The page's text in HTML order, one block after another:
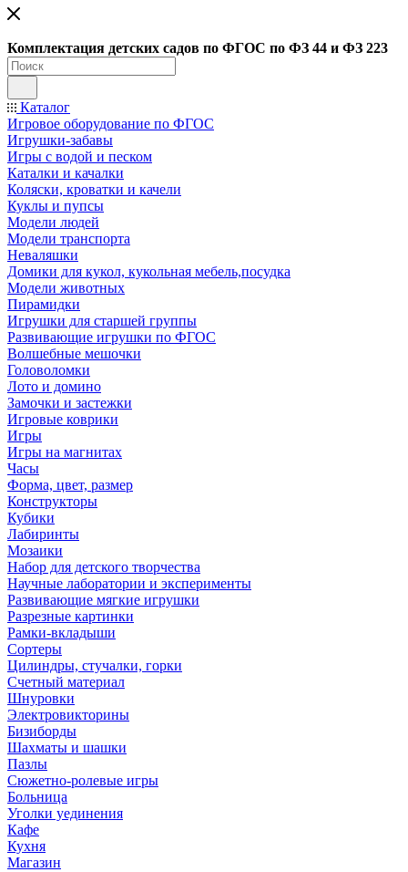
Комплектация детских садов по ФГОC по ФЗ 44 и ФЗ 223
Каталог
Игровое оборудование по ФГОС
Игрушки-забавы
Игры с водой и песком
Каталки и качалки
Коляски, кроватки и качели
Куклы и пупсы
Модели людей
Модели транспорта
Неваляшки
Домики для кукол, кукольная мебель,посудка
Модели животных
Пирамидки
Игрушки для старшей группы
Развивающие игрушки по ФГОС
Волшебные мешочки
Головоломки
Лото и домино
Замочки и застежки
Игровые коврики
Игры
Игры на магнитах
Часы
Форма, цвет, размер
Конструкторы
Кубики
Лабиринты
Мозаики
Набор для детского творчества
Научные лаборатории и эксперименты
Развивающие мягкие игрушки
Разрезные картинки
Рамки-вкладыши
Сортеры
Цилиндры, стучалки, горки
Счетный материал
Шнуровки
Электровикторины
Бизиборды
Шахматы и шашки
Пазлы
Сюжетно-ролевые игры
Больница
Уголки уединения
Кафе
Кухня
Магазин